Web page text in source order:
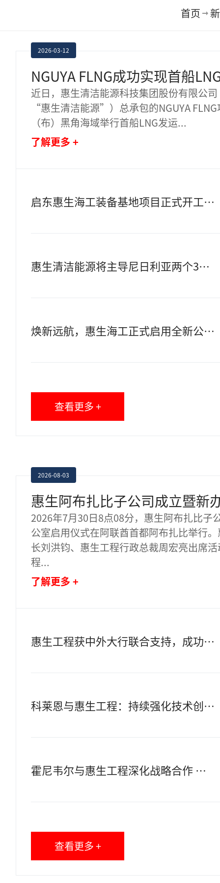
首页
2026-03-12
近日，惠生清洁能源科技集团股份有限公
“惠生清洁能源”）总承包的NGUYA
（布）黑角海域举行首船LNG发运...
了解更多 +
启东惠生海工装备基地项目正式开工建设
惠生清洁能源将主导尼日利亚两个3MTPA FLNG项目的设计验证和Pre-FEED
焕新远航，惠生海工正式启用全新公司名
查看更多 +
2026-08-03
2026年7月30日8点08分，惠生阿布扎比子
公室启用仪式在阿联酋首都阿布扎比举行
长刘洪钧、惠生工程行政总裁周宏亮出席
程...
了解更多 +
惠生工程获中外大行联合支持，成功开立2.83亿美元跨境保函
科莱恩与惠生工程：持续强化技术创新协同，深化全球战略合作
霍尼韦尔与惠生工程深化战略合作 共谋海外市场新机遇
查看更多 +